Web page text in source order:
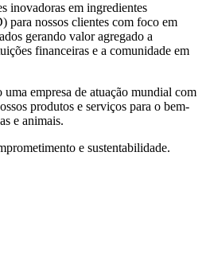
inovadoras em ingredientes
nossos clientes com foco em
gerando valor agregado a
financeiras e a comunidade em
uma empresa de atuação mundial com
produtos e serviços para o bem-
e animais.
e sustentabilidade.